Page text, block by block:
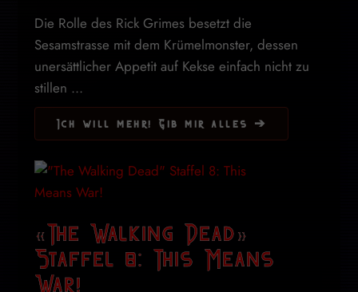
Die Rolle des Rick Grimes besetzt die
Sesamstrasse mit dem Krümelmonster, dessen
unersättlicher Appetit auf Kekse einfach nicht zu
stillen ...
Ich will mehr! Gib mir alles ➔
«The Walking Dead»
Staffel 8: This Means
War!